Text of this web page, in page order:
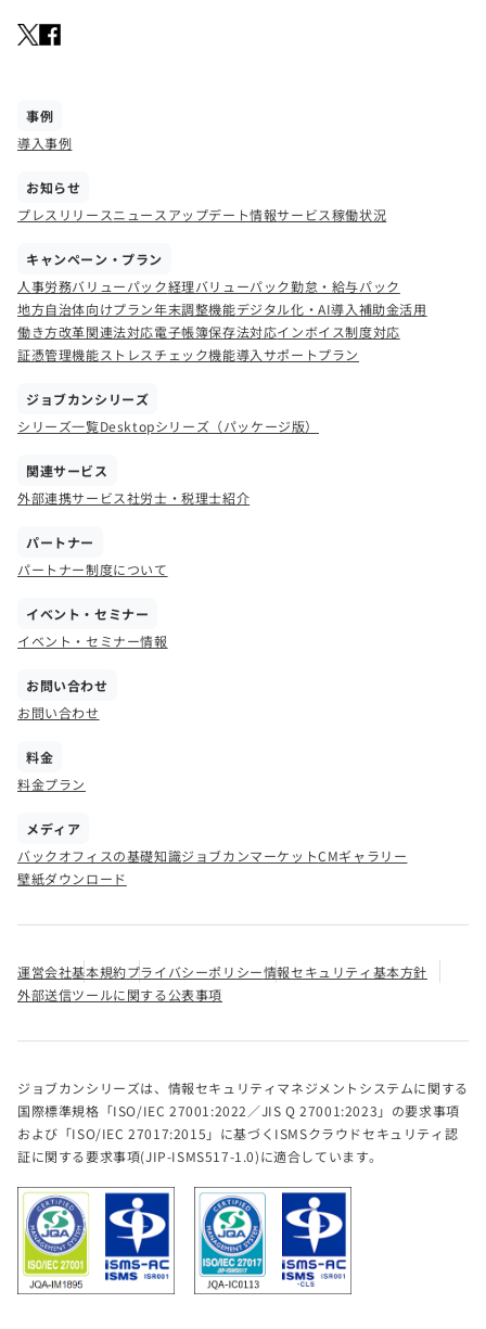
事例
導入事例
お知らせ
プレスリリースニュース アップデート情報サービス稼働状況
キャンペーン・プラン
人事労務バリューパック経理バリューパック勤怠・給与パック
地方自治体向けプラン年末調整機能デジタル化・AI導入補助金活用
働き方改革関連法対応電子帳簿保存法対応インボイス制度対応
証憑管理機能ストレスチェック機能導入サポートプラン
ジョブカンシリーズ
シリーズ一覧Desktopシリーズ（パッケージ版）
関連サービス
外部連携サービス社労士・税理士紹介
パートナー
パートナー制度について
イベント・セミナー
イベント・セミナー情報
お問い合わせ
お問い合わせ
料金
料金プラン
メディア
バックオフィスの基礎知識ジョブカンマーケットCMギャラリー
壁紙ダウンロード
運営会社基本規約プライバシーポリシー情報セキュリティ基本方針
外部送信ツールに関する公表事項
ジョブカンシリーズは、情報セキュリティマネジメントシステムに関する
国際標準規格「ISO/IEC 27001:2022／JIS Q 27001:2023」の要求事項
および「ISO/IEC 27017:2015」に基づくISMSクラウドセキュリティ認
証に関する要求事項(JIP-ISMS517-1.0)に適合しています。